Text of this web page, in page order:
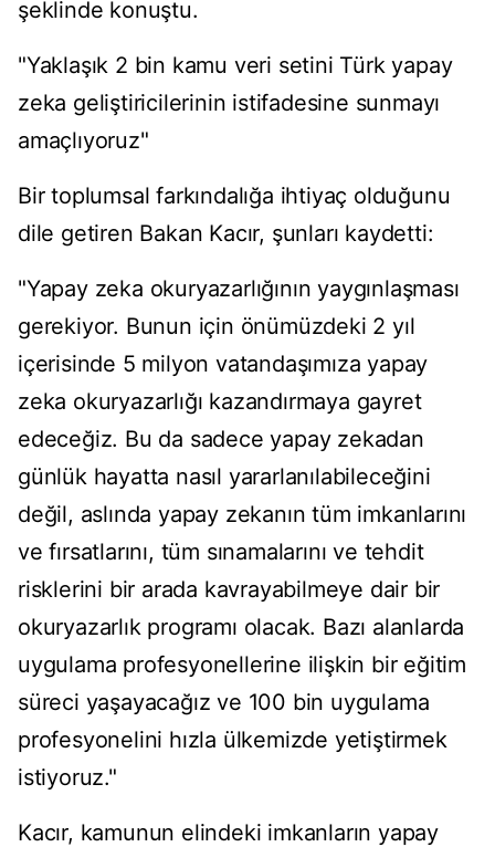
şeklinde konuştu.
"Yaklaşık 2 bin kamu veri setini Türk yapay
zeka geliştiricilerinin istifadesine sunmayı
amaçlıyoruz"
Bir toplumsal farkındalığa ihtiyaç olduğunu
dile getiren Bakan Kacır, şunları kaydetti:
"Yapay zeka okuryazarlığının yaygınlaşması
gerekiyor. Bunun için önümüzdeki 2 yıl
içerisinde 5 milyon vatandaşımıza yapay
zeka okuryazarlığı kazandırmaya gayret
edeceğiz. Bu da sadece yapay zekadan
günlük hayatta nasıl yararlanılabileceğini
değil, aslında yapay zekanın tüm imkanlarını
ve fırsatlarını, tüm sınamalarını ve tehdit
risklerini bir arada kavrayabilmeye dair bir
okuryazarlık programı olacak. Bazı alanlarda
uygulama profesyonellerine ilişkin bir eğitim
süreci yaşayacağız ve 100 bin uygulama
profesyonelini hızla ülkemizde yetiştirmek
istiyoruz."
Kacır, kamunun elindeki imkanların yapay